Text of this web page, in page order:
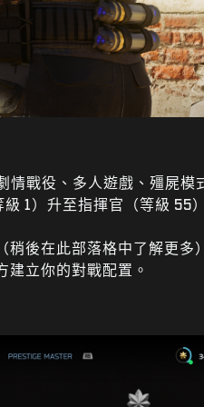
戰役、多人遊戲、殭屍模
1）升至指揮官（等級 55
後在此部落格中了解更多
立你的對戰配置。